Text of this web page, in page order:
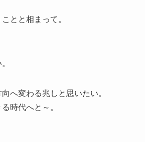
とと相まって。
へ変わる兆しと思いたい。
時代へと～。